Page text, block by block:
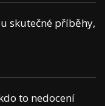
skutečné příběhy,
to nedocení